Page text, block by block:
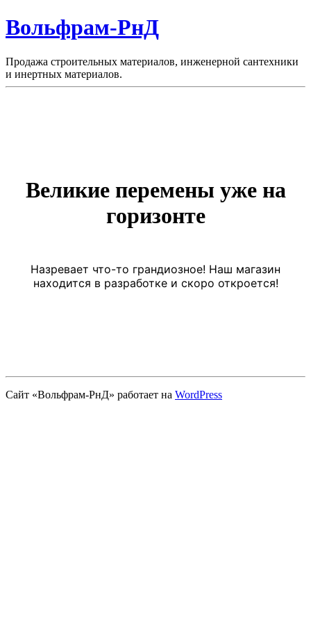
Вольфрам-РнД
Продажа строительных материалов, инженерной сантехники
и инертных материалов.
Великие перемены уже на
горизонте
Назревает что-то грандиозное! Наш магазин
находится в разработке и скоро откроется!
Сайт «Вольфрам-РнД» работает на WordPress